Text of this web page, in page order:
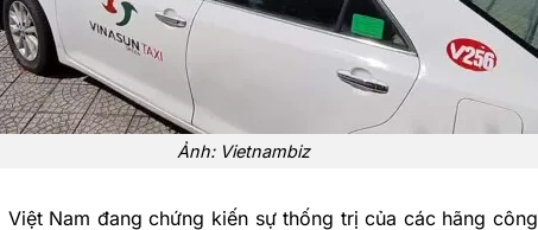
Ảnh: Vietnambiz
Nam đang chứng kiến sự thống trị của các hãng